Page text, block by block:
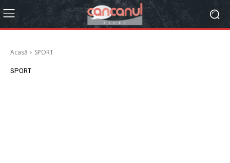
Acasă SPORT
SPORT